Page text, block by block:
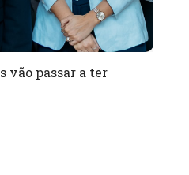
vão passar a ter